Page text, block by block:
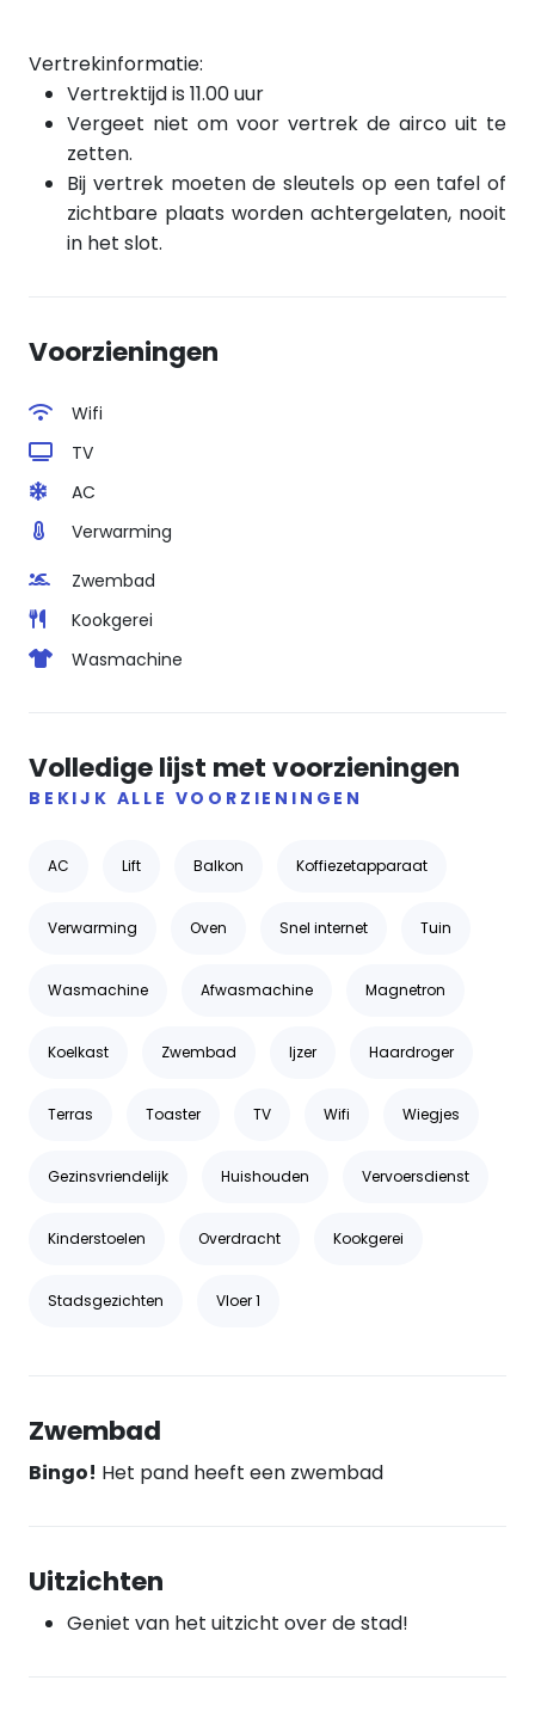
Vertrekinformatie:
Vertrektijd is 11.00 uur
Vergeet niet om voor vertrek de airco uit te
zetten.
Bij vertrek moeten de sleutels op een tafel of
zichtbare plaats worden achtergelaten, nooit
in het slot.
Voorzieningen
Wifi
TV
AC
Verwarming
Zwembad
Kookgerei
Wasmachine
Volledige lijst met voorzieningen
BEKIJK ALLE VOORZIENINGEN
AC Lift Balkon Koffiezetapparaat
Verwarming Oven Snel internet Tuin
Wasmachine Afwasmachine Magnetron
Koelkast Zwembad Ijzer Haardroger
Terras Toaster TV Wifi Wiegjes
Gezinsvriendelijk Huishouden Vervoersdienst
Kinderstoelen Overdracht Kookgerei
Stadsgezichten Vloer 1
Zwembad
Bingo! Het pand heeft een zwembad
Uitzichten
Geniet van het uitzicht over de stad!